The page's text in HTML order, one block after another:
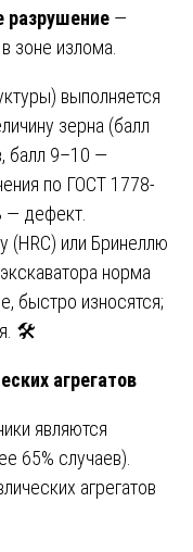
разрушение —
зоне излома.
выполняется
зерна (балл
балл 9–10 —
по ГОСТ 1778-
— дефект.
(HRC) или Бринеллю
норма
быстро износятся;
🛠️
агрегатов
являются
65% случаев).
агрегатов